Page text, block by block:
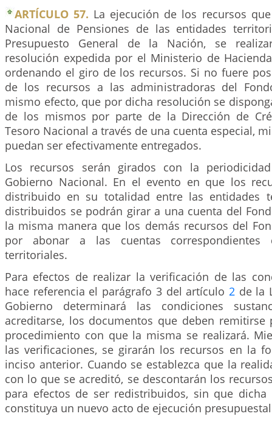
ARTÍCULO 57. La ejecución de los recursos
Nacional de Pensiones de las entidades
Presupuesto General de la Nación, se
resolución expedida por el Ministerio de
ordenando el giro de los recursos. Si no fuere
de los recursos a las administradoras del
mismo efecto, que por dicha resolución se
de los mismos por parte de la Dirección de
Tesoro Nacional a través de una cuenta especial,
puedan ser efectivamente entregados.
Los recursos serán girados con la
Gobierno Nacional. En el evento en que los
distribuido en su totalidad entre las entidades
distribuidos se podrán girar a una cuenta del
la misma manera que los demás recursos del
por abonar a las cuentas correspondientes
territoriales.
Para efectos de realizar la verificación de las
hace referencia el parágrafo 3 del artículo 2 de la
Gobierno determinará las condiciones
acreditarse, los documentos que deben remitirse
procedimiento con que la misma se realizará.
las verificaciones, se girarán los recursos en la
inciso anterior. Cuando se establezca que la
con lo que se acreditó, se descontarán los
para efectos de ser redistribuidos, sin que dicha
constituya un nuevo acto de ejecución